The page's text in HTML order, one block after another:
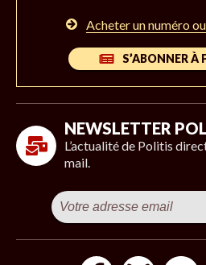
Acheter un numéro
S’ABONNER À
NEWSLETTER
L’actualité de Politis
mail.